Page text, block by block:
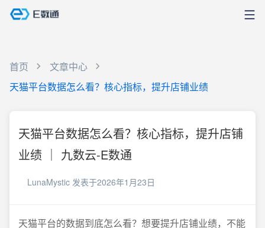
首页
文章中心
天猫平台数据怎么看？核心指标，提升店铺业绩
天猫平台数据怎么看？核心指标，提升店铺
业绩 ｜ 九数云-E数通
LunaMystic 发表于2026年1月23日
天猫平台的数据到底怎么看？想要提升店铺业绩，不能